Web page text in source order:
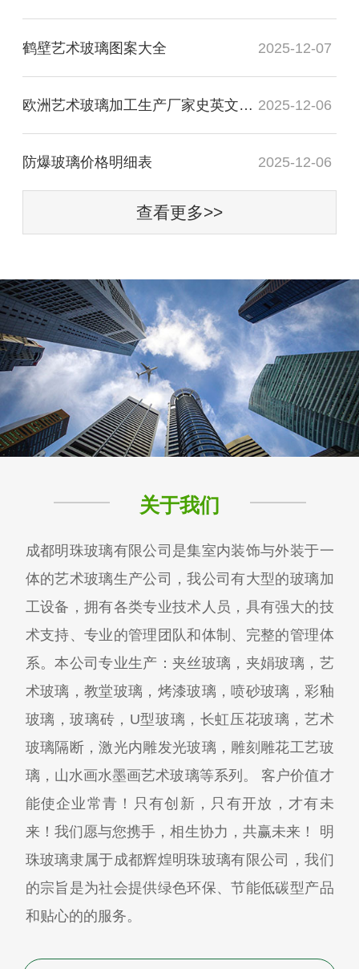
鹤壁艺术玻璃图案大全 2025-12-07
欧洲艺术玻璃加工生产厂家史英文名词解释 2025-12-06
防爆玻璃价格明细表 2025-12-06
查看更多>>
关于我们
成都明珠玻璃有限公司是集室内装饰与外装于一
体的艺术玻璃生产公司，我公司有大型的玻璃加
工设备，拥有各类专业技术人员，具有强大的技
术支持、专业的管理团队和体制、完整的管理体
系。本公司专业生产：夹丝玻璃，夹娟玻璃，艺
术玻璃，教堂玻璃，烤漆玻璃，喷砂玻璃，彩釉
玻璃，玻璃砖，U型玻璃，长虹压花玻璃，艺术
玻璃隔断，激光内雕发光玻璃，雕刻雕花工艺玻
璃，山水画水墨画艺术玻璃等系列。 客户价值才
能使企业常青！只有创新，只有开放，才有未
来！我们愿与您携手，相生协力，共赢未来！ 明
珠玻璃隶属于成都辉煌明珠玻璃有限公司，我们
的宗旨是为社会提供绿色环保、节能低碳型产品
和贴心的的服务。